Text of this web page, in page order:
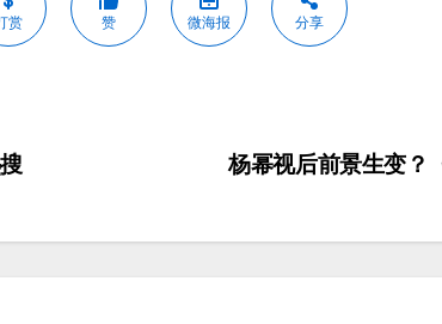
赏 赞 微海报 分享
杨幂视后前景生变？